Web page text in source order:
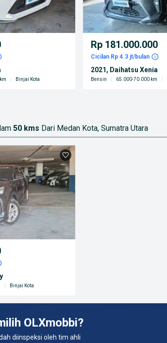
Binjai Kota
Rp 181.000.000
Cicilan Rp 4.3 jt/bulan
2021, Daihatsu Xenia
Bensin 65.000-70.000 km
50 kms Dari Medan Kota, Sumatra Utara
Binjai Kota
OLXmobbi?
diinspeksi oleh tim ahli